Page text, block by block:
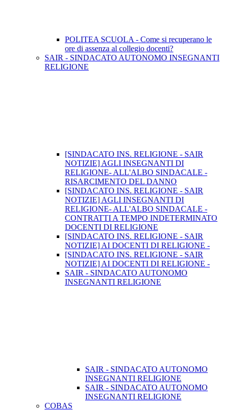
POLITEA SCUOLA - Come si recuperano le
ore di assenza al collegio docenti?
SAIR - SINDACATO AUTONOMO INSEGNANTI
RELIGIONE
[SINDACATO INS. RELIGIONE - SAIR
NOTIZIE] AGLI INSEGNANTI DI
RELIGIONE- ALL'ALBO SINDACALE -
RISARCIMENTO DEL DANNO
[SINDACATO INS. RELIGIONE - SAIR
NOTIZIE] AGLI INSEGNANTI DI
RELIGIONE- ALL'ALBO SINDACALE -
CONTRATTI A TEMPO INDETERMINATO
DOCENTI DI RELIGIONE
[SINDACATO INS. RELIGIONE - SAIR
NOTIZIE] AI DOCENTI DI RELIGIONE -
[SINDACATO INS. RELIGIONE - SAIR
NOTIZIE] AI DOCENTI DI RELIGIONE -
SAIR - SINDACATO AUTONOMO
INSEGNANTI RELIGIONE
SAIR - SINDACATO AUTONOMO
INSEGNANTI RELIGIONE
SAIR - SINDACATO AUTONOMO
INSEGNANTI RELIGIONE
COBAS